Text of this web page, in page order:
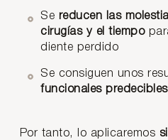
Se reducen las
cirugías y el tiempo
diente perdido
Se consiguen unos
funcionales
Por tanto, lo aplicaremos